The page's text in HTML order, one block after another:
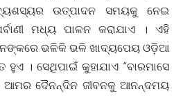
ଉତ୍ପାଦନ ସମୟକୁ ନେଇ
ମଧ୍ୟ ପାଳନ କରାଯାଏ । ଏହି
ମାନଙ୍କରେ ଭଳିକି ଭଳି ଖାଦ୍ୟପେୟ ଓଡ଼ିଆ
। ସେଥିପାଇଁ କୁହାଯାଏ “ବାରମାସେ
ଆମର ଦୈନନ୍ଦିନ ଜୀବନକୁ ଆନନ୍ଦମୟ